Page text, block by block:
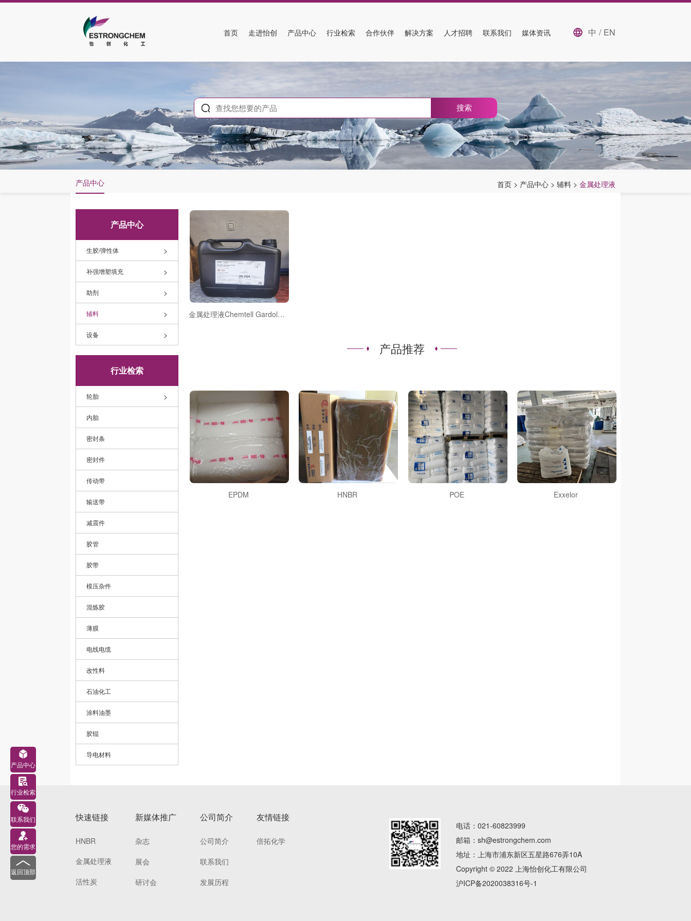
产品中心
行业检索
联系我们
您的需求
返回顶部
首页 走进怡创 产品中心 行业检索 合作伙伴 解决方案 人才招聘 联系我们 媒体资讯 中 / EN
搜索
产品中心 首页 > 产品中心 > 辅料 > 金属处理液
产品中心
生胶/弹性体 >
补强增塑填充 >
助剂 >
辅料 >
设备 >
行业检索
轮胎 >
内胎
密封条
密封件
传动带
输送带
减震件
胶管
胶带
模压杂件
混炼胶
薄膜
电线电缆
改性料
石油化工
涂料油墨
胶辊
导电材料
金属处理液Chemtell Gardolene D6890
产品推荐
EPDM HNBR POE Exxelor
快速链接
HNBR
金属处理液
活性炭
新媒体推广
杂志
展会
研讨会
公司简介
公司简介
联系我们
发展历程
友情链接
倍拓化学
电话： 021-60823999
邮箱： sh@estrongchem.com
地址：上海市浦东新区五星路676弄10A
Copyright © 2022 上海怡创化工有限公司
沪ICP备2020038316号-1